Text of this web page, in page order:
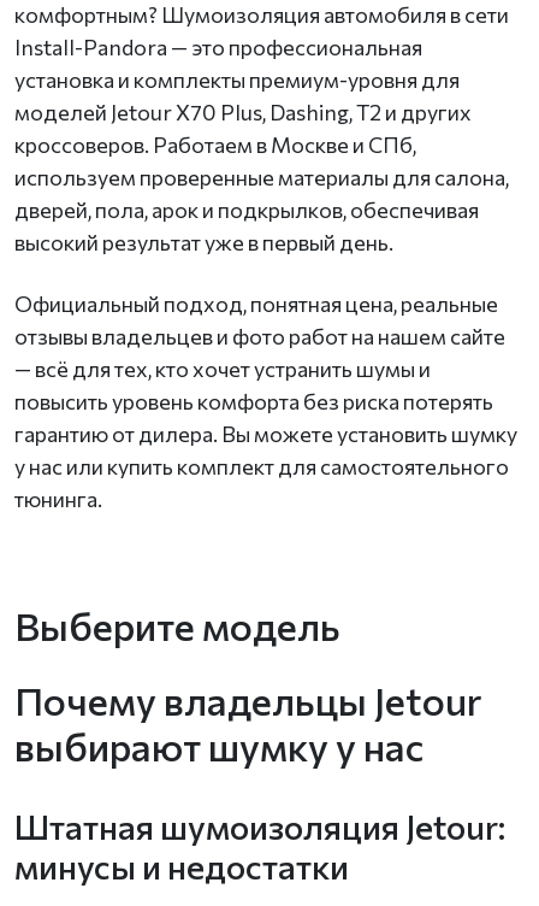
комфортным? Шумоизоляция автомобиля в сети
Install-Pandora — это профессиональная
установка и комплекты премиум-уровня для
моделей Jetour X70 Plus, Dashing, T2 и других
кроссоверов. Работаем в Москве и СПб,
используем проверенные материалы для салона,
дверей, пола, арок и подкрылков, обеспечивая
высокий результат уже в первый день.
Официальный подход, понятная цена, реальные
отзывы владельцев и фото работ на нашем сайте
— всё для тех, кто хочет устранить шумы и
повысить уровень комфорта без риска потерять
гарантию от дилера. Вы можете установить шумку
у нас или купить комплект для самостоятельного
тюнинга.
Выберите модель
Почему владельцы Jetour
выбирают шумку у нас
Штатная шумоизоляция Jetour:
минусы и недостатки